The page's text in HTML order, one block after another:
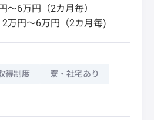
～6万円（2カ月毎）
万円～6万円（2カ月毎)
得制度 寮・社宅あり